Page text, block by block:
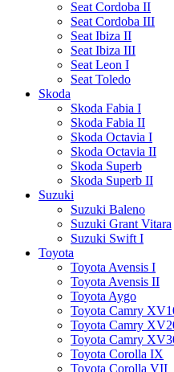
Seat Cordoba II
Seat Cordoba III
Seat Ibiza II
Seat Ibiza III
Seat Leon I
Seat Toledo
Skoda
Skoda Fabia I
Skoda Fabia II
Skoda Octavia I
Skoda Octavia II
Skoda Superb
Skoda Superb II
Suzuki
Suzuki Baleno
Suzuki Grant Vitara
Suzuki Swift I
Toyota
Toyota Avensis I
Toyota Avensis II
Toyota Aygo
Toyota Camry
Toyota Camry
Toyota Camry
Toyota Corolla IX
Toyota Corolla VII